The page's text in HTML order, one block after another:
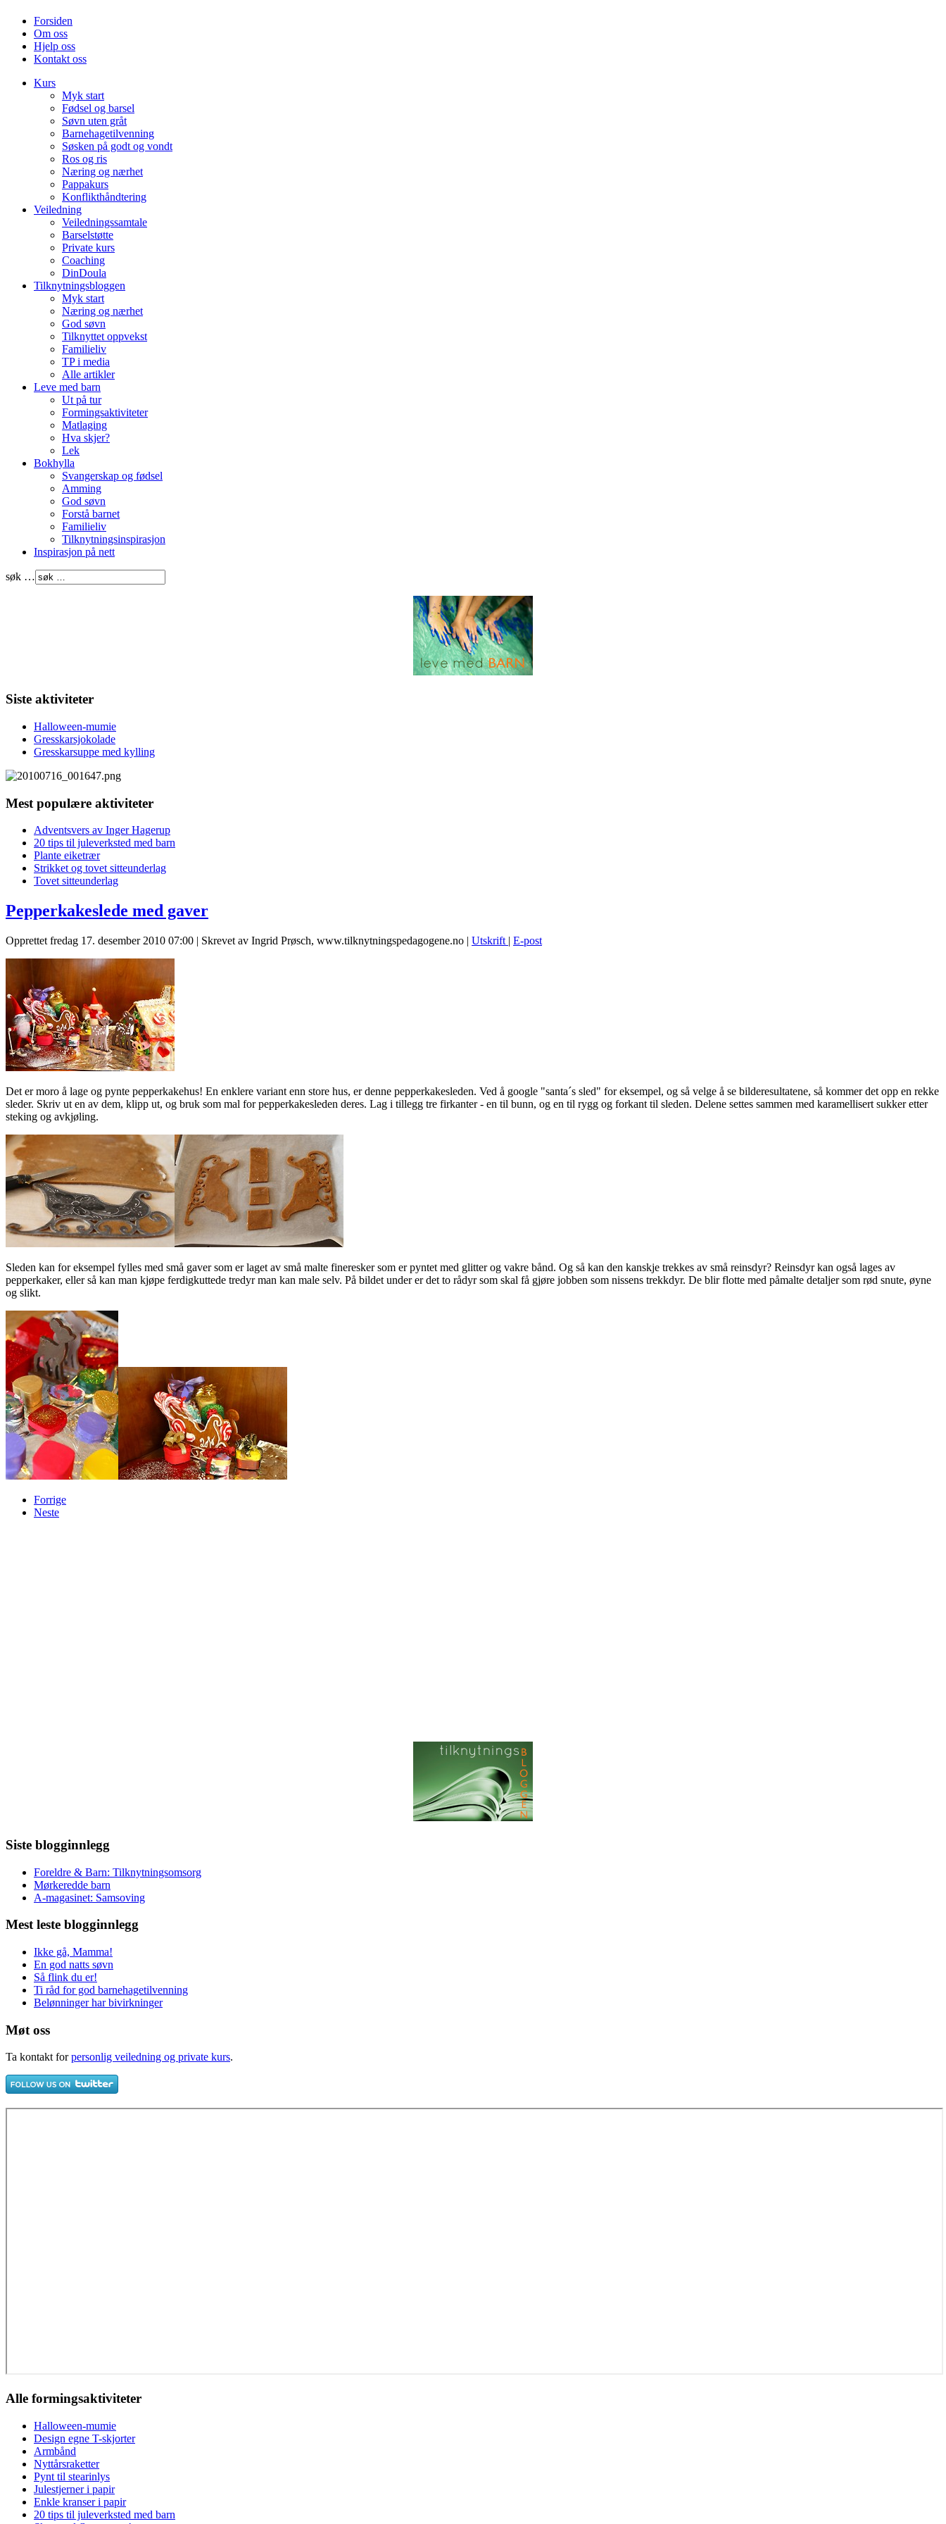
Forsiden
Om oss
Hjelp oss
Kontakt oss
Kurs
Myk start
Fødsel og barsel
Søvn uten gråt
Barnehagetilvenning
Søsken på godt og vondt
Ros og ris
Næring og nærhet
Pappakurs
Konflikthåndtering
Veiledning
Veiledningssamtale
Barselstøtte
Private kurs
Coaching
DinDoula
Tilknytningsbloggen
Myk start
Næring og nærhet
God søvn
Tilknyttet oppvekst
Familieliv
TP i media
Alle artikler
Leve med barn
Ut på tur
Formingsaktiviteter
Matlaging
Hva skjer?
Lek
Bokhylla
Svangerskap og fødsel
Amming
God søvn
Forstå barnet
Familieliv
Tilknytningsinspirasjon
Inspirasjon på nett
søk …
Siste aktiviteter
Halloween-mumie
Gresskarsjokolade
Gresskarsuppe med kylling
Mest populære aktiviteter
Adventsvers av Inger Hagerup
20 tips til juleverksted med barn
Plante eiketrær
Strikket og tovet sitteunderlag
Tovet sitteunderlag
Pepperkakeslede med gaver
Opprettet fredag 17. desember 2010 07:00 | Skrevet av Ingrid Prøsch, www.tilknytningspedagogene.no | Utskrift | E-post
Det er moro å lage og pynte pepperkakehus! En enklere variant enn store hus, er denne pepperkakesleden. Ved å google "santa´s sled" for eksempel, og så velge å se bilderesultatene, så kommer det opp en rekke
sleder. Skriv ut en av dem, klipp ut, og bruk som mal for pepperkakesleden deres. Lag i tillegg tre firkanter - en til bunn, og en til rygg og forkant til sleden. Delene settes sammen med karamellisert sukker etter
steking og avkjøling.
Sleden kan for eksempel fylles med små gaver som er laget av små malte fineresker som er pyntet med glitter og vakre bånd. Og så kan den kanskje trekkes av små reinsdyr? Reinsdyr kan også lages av
pepperkaker, eller så kan man kjøpe ferdigkuttede tredyr man kan male selv. På bildet under er det to rådyr som skal få gjøre jobben som nissens trekkdyr. De blir flotte med påmalte detaljer som rød snute, øyne
og slikt.
Forrige
Neste
Siste blogginnlegg
Foreldre & Barn: Tilknytningsomsorg
Mørkeredde barn
A-magasinet: Samsoving
Mest leste blogginnlegg
Ikke gå, Mamma!
En god natts søvn
Så flink du er!
Ti råd for god barnehagetilvenning
Belønninger har bivirkninger
Møt oss
Ta kontakt forpersonlig veiledning og private kurs.
Alle formingsaktiviteter
Halloween-mumie
Design egne T-skjorter
Armbånd
Nyttårsraketter
Pynt til stearinlys
Julestjerner i papir
Enkle kranser i papir
20 tips til juleverksted med barn